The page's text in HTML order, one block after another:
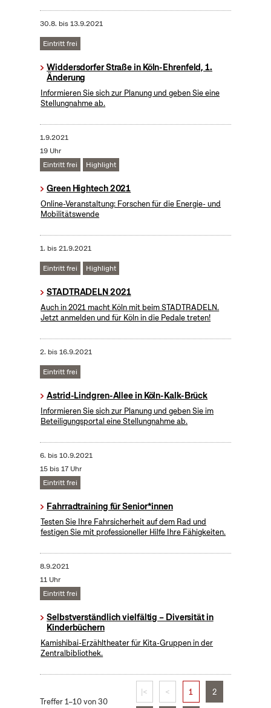
30.8. bis13.9.2021
Eintritt frei
Widdersdorfer Straße in Köln-Ehrenfeld, 1.
Änderung
Informieren Sie sich zur Planung und geben Sie eine
Stellungnahme ab.
1.9.2021
19 Uhr
Eintritt frei
Highlight
Green Hightech 2021
Online-Veranstaltung: Forschen für die Energie- und
Mobilitätswende
1. bis21.9.2021
Eintritt frei Highlight
STADTRADELN 2021
Auch in 2021 macht Köln mit beim STADTRADELN.
Jetzt anmelden und für Köln in die Pedale treten!
2. bis16.9.2021
Eintritt frei
Astrid-Lindgren-Allee in Köln-Kalk-Brück
Informieren Sie sich zur Planung und geben Sie im
Beteiligungsportal eine Stellungnahme ab.
6. bis10.9.2021
15 bis 17 Uhr
Eintritt frei
Fahrradtraining für Senior*innen
Testen Sie Ihre Fahrsicherheit auf dem Rad und
festigen Sie mit professioneller Hilfe Ihre Fähigkeiten.
8.9.2021
11 Uhr
Eintritt frei
Selbstverständlich vielfältig – Diversität in
Kinderbüchern
Kamishibai-Erzähltheater für Kita-Gruppen in der
Zentralbibliothek.
Treffer 1–10 von 30
|< < 1 2